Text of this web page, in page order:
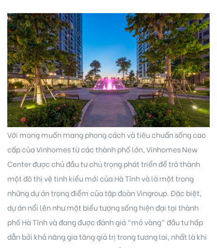
Với mong muốn mang phong cách và tiêu chuẩn sống cao
cấp của Vinhomes từ các thành phố lớn, Vinhomes New
Center được chủ đầu tư chú trọng phát triển để trở thành
một đô thị vệ tinh kiểu mới của Hà Tĩnh và là một trong
những dự án trọng điểm của tập đoàn Vingroup. Đặc biệt,
dự án nổi lên như một biểu tượng sống hiện đại tại thành
phố Hà Tĩnh và đang được đánh giá “mỏ vàng” đầu tư hấp
dẫn bởi khả năng gia tăng giá trị trong tương lai, nhất là khi